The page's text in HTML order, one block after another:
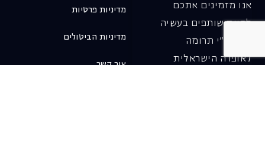
אנו מזמינים אתכם
להיות שותפים בעשיה
שלנו ע"י תרומה
לאופרה הישראלית
מדיניות פרטיות
מדיניות הביטולים
צור קשר